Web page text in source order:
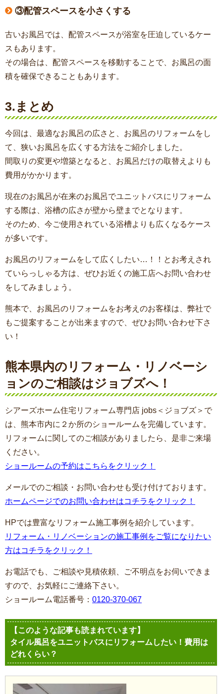
③配管スペースを小さくする
古いお風呂では、配管スペースが浴室を圧迫しているケー
スもあります。
その場合は、配管スペースを移動することで、お風呂の面
積を確保できることもあります。
3.まとめ
今回は、最適なお風呂の広さと、お風呂のリフォームをし
て、狭いお風呂を広くする方法をご紹介しました。
間取りの変更や増築となると、お風呂だけの取替えよりも
費用がかかります。
現在のお風呂が在来のお風呂でユニットバスにリフォーム
する際は、浴槽の広さが壁から壁までとなります。
そのため、今ご使用されている浴槽よりも広くなるケース
が多いです。
お風呂のリフォームをして広くしたい…！！とお考えされ
ていらっしゃる方は、ぜひお近くの施工店へお問い合わせ
をしてみましょう。
熊本で、お風呂のリフォームをお考えのお客様は、弊社で
もご提案することが出来ますので、ぜひお問い合わせ下さ
い！
熊本県内のリフォーム・リノベーシ
ョンのご相談はジョブズへ！
シアーズホーム住宅リフォーム専門店 jobs＜ジョブズ＞で
は、熊本市内に２か所のショールームを完備しています。
リフォームに関してのご相談がありましたら、是非ご来場
ください。
ショールームの予約はこちらをクリック！
メールでのご相談・お問い合わせも受け付けております。
ホームページでのお問い合わせはコチラをクリック！
HPでは豊富なリフォーム施工事例を紹介しています。
リフォーム・リノベーションの施工事例をご覧になりたい
方はコチラをクリック！
お電話でも、ご相談や見積依頼、ご不明点をお伺いできま
すので、お気軽にご連絡下さい。
ショールーム電話番号： 0120-370-067
【このような記事も読まれています】
タイル風呂をユニットバスにリフォームしたい！費用は
どれくらい？